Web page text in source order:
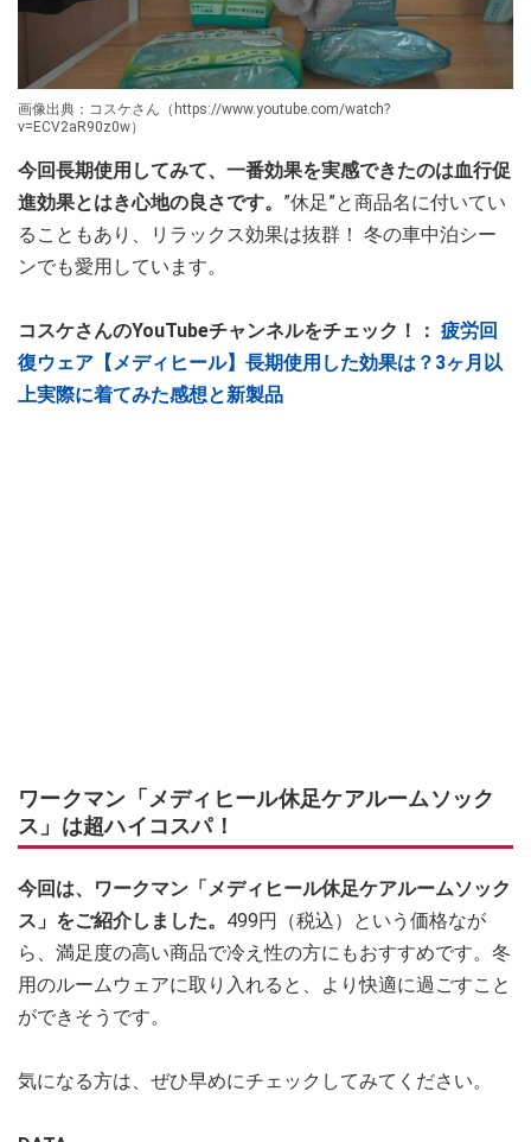
画像出典：コスケさん（https://www.youtube.com/watch?
v=ECV2aR90z0w）
今回長期使用してみて、一番効果を実感できたのは血行促
進効果とはき心地の良さです。 ”休足”と商品名に付いてい
ることもあり、リラックス効果は抜群！ 冬の車中泊シー
ンでも愛用しています。
コスケさんのYouTubeチャンネルをチェック！： 疲労回
復ウェア【メディヒール】長期使用した効果は？3ヶ月以
上実際に着てみた感想と新製品
ワークマン「メディヒール休足ケアルームソック
ス」は超ハイコスパ！
今回は、ワークマン「メディヒール休足ケアルームソック
ス」をご紹介しました。 499円（税込）という価格なが
ら、満足度の高い商品で冷え性の方にもおすすめです。冬
用のルームウェアに取り入れると、より快適に過ごすこと
ができそうです。
気になる方は、ぜひ早めにチェックしてみてください。